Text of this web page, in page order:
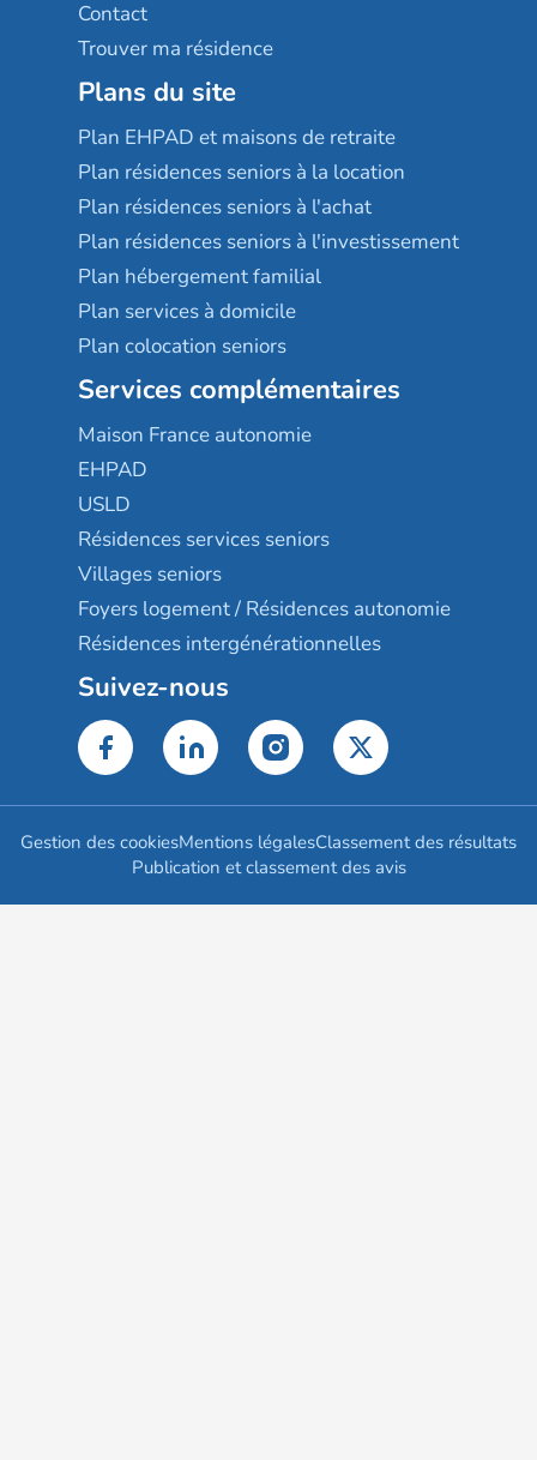
Contact
Trouver ma résidence
Plans du site
Plan EHPAD et maisons de retraite
Plan résidences seniors à la location
Plan résidences seniors à l'achat
Plan résidences seniors à l'investissement
Plan hébergement familial
Plan services à domicile
Plan colocation seniors
Services complémentaires
Maison France autonomie
EHPAD
USLD
Résidences services seniors
Villages seniors
Foyers logement / Résidences autonomie
Résidences intergénérationnelles
Suivez-nous
Gestion des cookiesMentions légalesClassement des résultats
Publication et classement des avis